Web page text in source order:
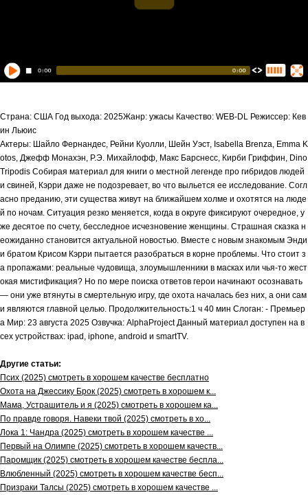
Страна: США Год выхода: 2025Жанр: ужасы Качество: WEB-DL Режиссер: Кев
ин Льюис
Актеры: Шайло Фернандес, Рейни Куолли, Шейн Уэст, Isabella Brenza, Emma K
otos, Джефф Монахэн, Р.Э. Михайлофф, Макс Барснесс, Кирби Гриффин, Dino
Tripodis Собирая материал для книги о местной легенде про гибридов людей
и свиней, Кэрри даже не подозревает, во что выльется ее исследование. Согл
асно преданию, эти существа живут на ближайшем холме и охотятся на люде
й по ночам. Ситуация резко меняется, когда в округе фиксируют очередное, у
же десятое по счету, бесследное исчезновение женщины. Страшная сказка н
еожиданно становится актуальной новостью. Вместе с новым знакомым Энди
и братом Крисом Кэрри пытается разобраться в корне проблемы. Что стоит з
а пропажами: реальные чудовища, злоумышленники в масках или чья-то жест
окая мистификация? Но по мере поиска ответов герои начинают осознавать
— они уже втянуты в смертельную игру, где охота началась без них, а они сам
и являются главной целью. Продолжительность:1 ч 40 мин Слоган: - Премьер
а Мир: 23 августа 2025 Озвучка: AlphaProject Данный материал доступен на в
сех устройствах: ipad, iphone, android и smartTV.
Другие статьи:
Псих (2025) смотреть в хорошем качестве бесплатно
Охота на Джессику Брок (2025) смотреть в хорошем к...
Мама, Устрашитель и я (2025) смотреть в хорошем ка...
По правде говоря. Навеки твой (2025) смотреть в хо...
Лока 1: Чандра (2025) смотреть в хорошем качестве ...
Первый на Олимпе (2025) смотреть в хорошем качеств...
Паромщик (2025) смотреть в хорошем качестве беспла...
Влюбленный (2025) смотреть в хорошем качестве бесп...
Призраки Талсы (2025) смотреть в хорошем качестве ...